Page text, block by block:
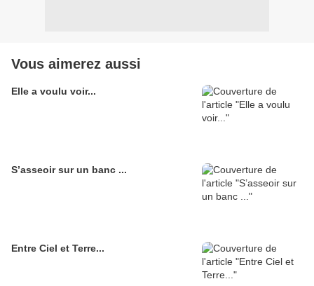
Vous aimerez aussi
Elle a voulu voir...
S’asseoir sur un banc ...
Entre Ciel et Terre...